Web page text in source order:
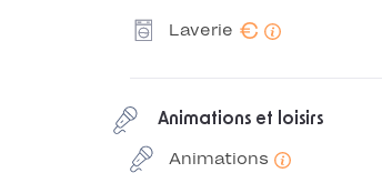
Laverie €
Animations et loisirs
Animations